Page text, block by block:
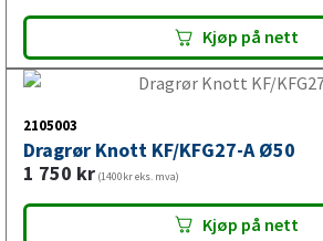
Kjøp på nett
2105003
Dragrør Knott KF/KFG27-A Ø50
1 750 kr (1400kr eks. mva)
Kjøp på nett